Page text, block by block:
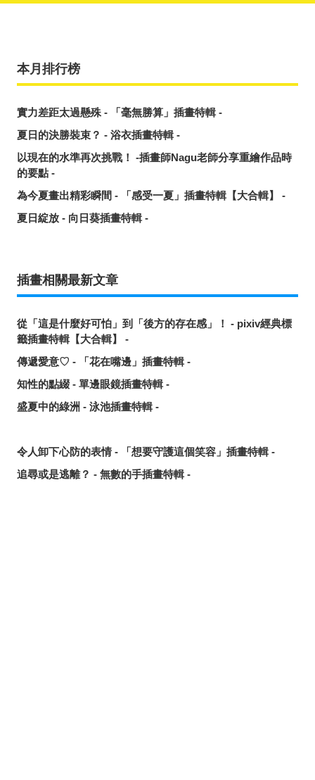
本月排行榜
實力差距太過懸殊 - 「毫無勝算」插畫特輯 -
夏日的決勝裝束？ - 浴衣插畫特輯 -
以現在的水準再次挑戰！ -插畫師Nagu老師分享重繪作品時
的要點 -
為今夏畫出精彩瞬間 - 「感受一夏」插畫特輯【大合輯】 -
夏日綻放 - 向日葵插畫特輯 -
插畫相關最新文章
從「這是什麼好可怕」到「後方的存在感」！ - pixiv經典標
籤插畫特輯【大合輯】 -
傳遞愛意♡ - 「花在嘴邊」插畫特輯 -
知性的點綴 - 單邊眼鏡插畫特輯 -
盛夏中的綠洲 - 泳池插畫特輯 -
令人卸下心防的表情 - 「想要守護這個笑容」插畫特輯 -
追尋或是逃離？ - 無數的手插畫特輯 -